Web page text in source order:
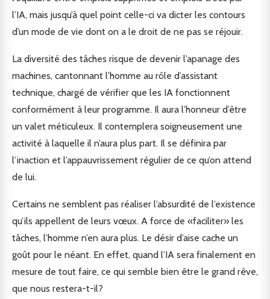
l’IA, mais jusqu’à quel point celle-ci va dicter les contours
d’un mode de vie dont on a le droit de ne pas se réjouir.
La diversité des tâches risque de devenir l’apanage des
machines, cantonnant l’homme au rôle d’assistant
technique, chargé de vérifier que les IA fonctionnent
conformément à leur programme. Il aura l’honneur d’être
un valet méticuleux. Il contemplera soigneusement une
activité à laquelle il n’aura plus part. Il se définira par
l’inaction et l’appauvrissement régulier de ce qu’on attend
de lui.
Certains ne semblent pas réaliser l’absurdité de l’existence
qu’ils appellent de leurs vœux. A force de «faciliter» les
tâches, l’homme n’en aura plus. Le désir d’aise cache un
goût pour le néant. En effet, quand l’IA sera finalement en
mesure de tout faire, ce qui semble bien être le grand rêve,
que nous restera-t-il?